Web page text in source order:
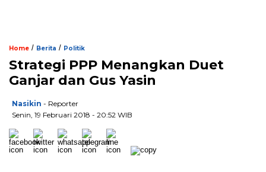
Home / Berita / Politik
Strategi PPP Menangkan Duet
Ganjar dan Gus Yasin
Nasikin - Reporter
Senin, 19 Februari 2018 - 20:52 WIB